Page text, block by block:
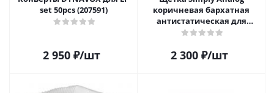
set 50pcs (207591)
2 950₽/шт
коричневая бархатная
антистатическая для
чистки виниловых
2 300₽/шт